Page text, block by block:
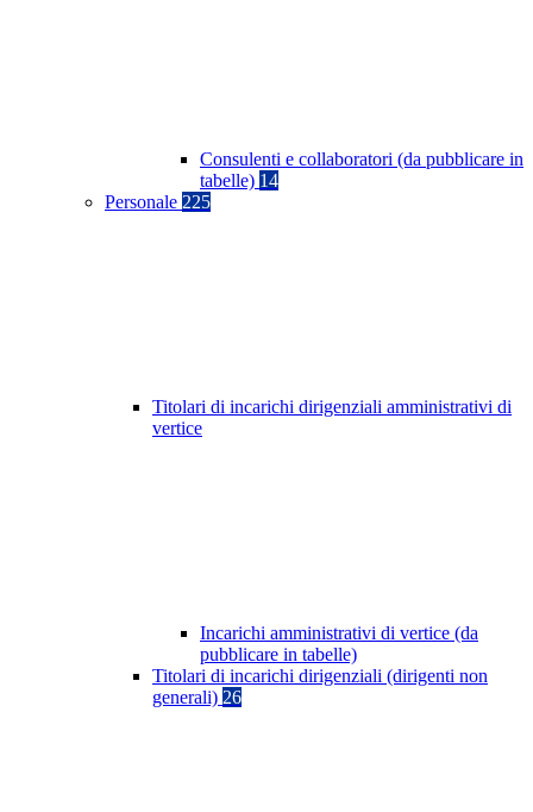
Consulenti e collaboratori (da pubblicare in
tabelle) 14
Personale 225
Titolari di incarichi dirigenziali amministrativi di
vertice
Incarichi amministrativi di vertice (da
pubblicare in tabelle)
Titolari di incarichi dirigenziali (dirigenti non
generali) 26